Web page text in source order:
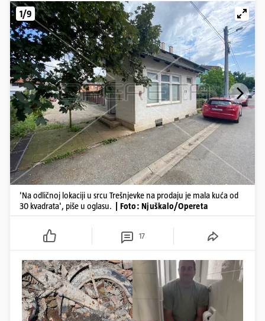
1/9
'Na odličnoj lokaciji u srcu Trešnjevke na prodaju je mala kuća od
30 kvadrata', piše u oglasu.
| Foto: Njuškalo/Opereta
17